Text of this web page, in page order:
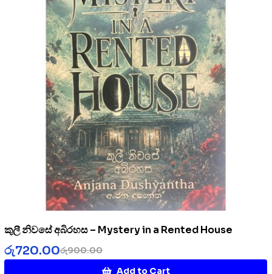
කුලී නිවසේ අබිරහස – Mystery in a Rented House
රු900.00
රු720.00
Add to Cart